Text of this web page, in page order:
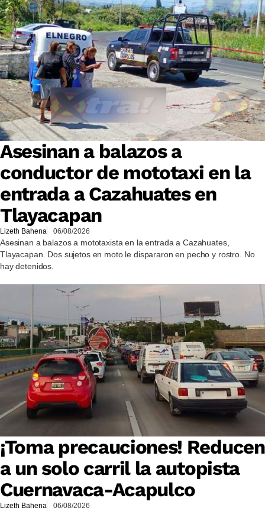
Asesinan a balazos a
conductor de mototaxi en la
entrada a Cazahuates en
Tlayacapan
Lizeth Bahena 06/08/2026
Asesinan a balazos a mototaxista en la entrada a Cazahuates,
Tlayacapan. Dos sujetos en moto le dispararon en pecho y rostro. No
hay detenidos.
¡Toma precauciones! Reducen
a un solo carril la autopista
Cuernavaca-Acapulco
Lizeth Bahena 06/08/2026